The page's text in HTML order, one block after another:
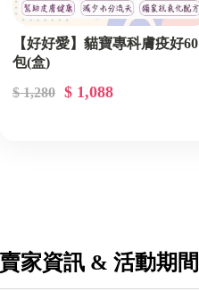
【好好愛】貓寶專科膚疫好60
包(盒)
$ 1,280 $ 1,088
賣家資訊 & 活動期間